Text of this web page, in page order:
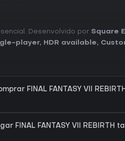
Desenvolvido por Square
player, HDR available,
FINAL FANTASY VII
FINAL FANTASY VII REBIRTH